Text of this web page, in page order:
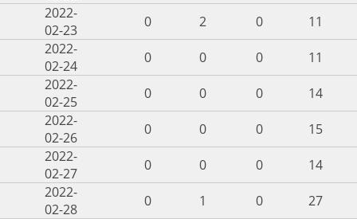
2022-
02-23
0 2 0
11
2022-
02-24
0 0 0
11
2022-
02-25
0 0 0
14
2022-
02-26
0 0 0
15
2022-
02-27
0 0 0
14
2022-
02-28
0 1 0 27